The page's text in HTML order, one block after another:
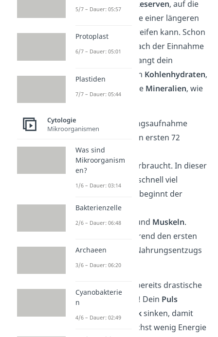
Reserven, auf die
dein Körper im Falle einer längeren
Esspause zurückgreifen kann. Schon
nach der Einnahme
einer Mahlzeit verlangt dein
Körper wieder nach Kohlenhydraten,
sowie Mineralien, wie
Ohne neue Nahrungsaufnahme
werden dann in den ersten 72
Stunden deine
Zuckerreserven
verbraucht. In dieser
Phase verlierst du schnell viel
Gewicht. Hiernach beginnt der
Abbau
vonFettreserven und Muskeln.
Diese werden während den ersten
zwei Wochen des Nahrungsentzugs
verwendet.
Jetzt machen sich bereits drastische
Folgen bemerkbar! Dein Puls
und dein
Blutdrucksinken, damit
dein Körper möglichst wenig Energie
5/7 – Dauer: 05:57
Protoplast
6/7 – Dauer: 05:01
Plastiden
7/7 – Dauer: 05:44
Cytologie
Mikroorganismen
Was sind
Mikroorganism
en?
1/6 – Dauer: 03:14
Bakterienzelle
2/6 – Dauer: 06:48
Archaeen
3/6 – Dauer: 06:20
Cyanobakterie
n
4/6 – Dauer: 02:49